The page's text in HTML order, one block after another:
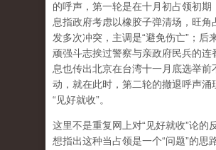
的呼声，第一轮是在十月初占领初期
息指政府考虑以橡胶子弹清场，旺角
发多次冲突，主调是“避免伤亡”；后
顽强斗志挨过警察与亲政府民兵的连
息也传出北京在台湾十一月底选举前
动，就在此时，第二轮的撤退呼声涌
“见好就收”。
这里不是重复网上对“见好就收”论的
想指出这种当占领是一个“问题”的思